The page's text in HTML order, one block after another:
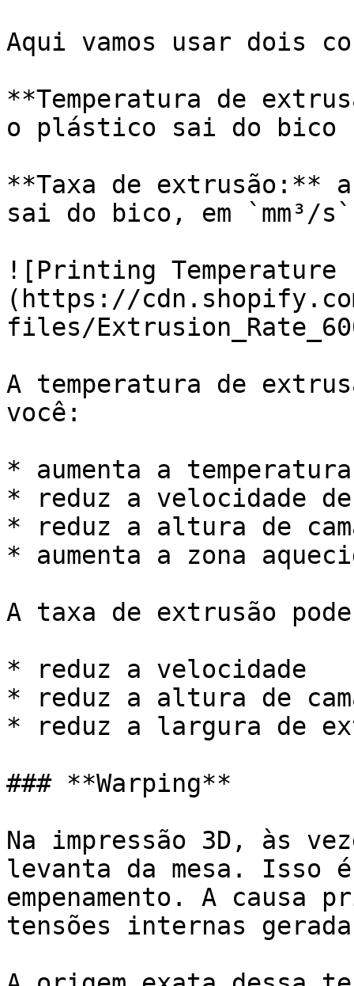
Aqui vamos usar dois
**Temperatura de
o plástico sai do bico
**Taxa de extrusão:**
sai do bico, em `mm³/s`
![Printing Temperature
(https://
files/
A temperatura de
você:
* aumenta a
* reduz a velocidade de
* reduz a altura de
* aumenta a zona
A taxa de extrusão
* reduz a velocidade
* reduz a altura de
* reduz a largura de
### **Warping**
Na impressão 3D, às
levanta da mesa. Isso é
empenamento. A causa
tensões internas